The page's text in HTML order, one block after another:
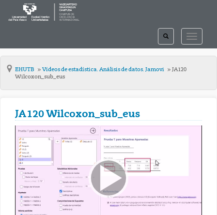
TOGGLE
TOGGLE
SEARCH
EHUTB Vídeos de estadística. Análisis de datos. Jamovi
JA120
Wilcoxon_sub_eus
JA120 Wilcoxon_sub_eus